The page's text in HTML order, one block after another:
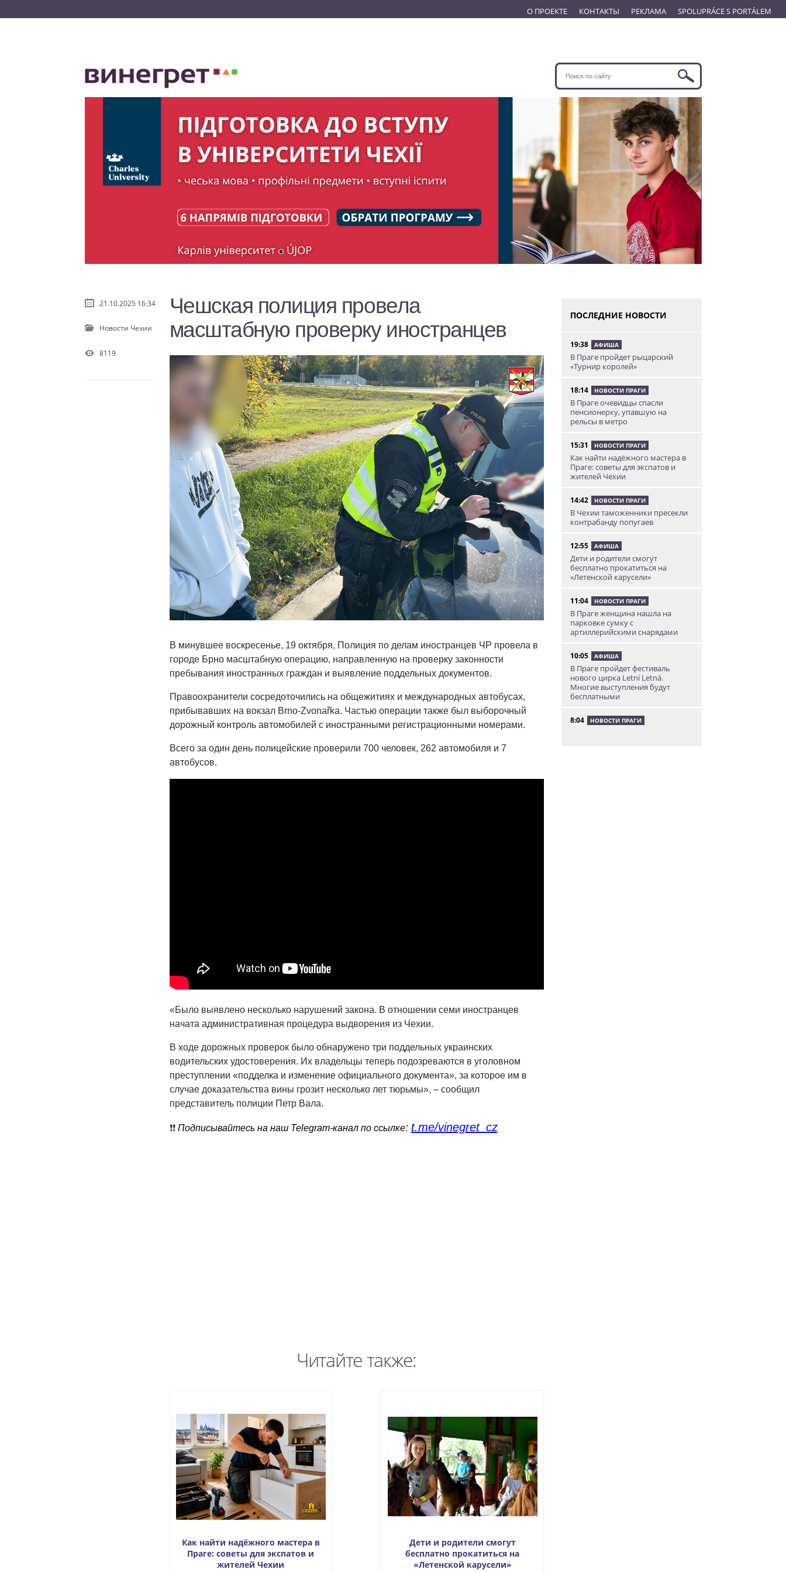
О ПРОЕКТЕ КОНТАКТЫ РЕКЛАМА SPOLUPRÁCE S PORTÁLEM
Чешская полиция провела
масштабную проверку иностранцев
В минувшее воскресенье, 19 октября, Полиция по делам иностранцев ЧР провела в
городе Брно масштабную операцию, направленную на проверку законности
пребывания иностранных граждан и выявление поддельных документов.
Правоохранители сосредоточились на общежитиях и международных автобусах,
прибывавших на вокзал Brno-Zvonařka. Частью операции также был выборочный
дорожный контроль автомобилей с иностранными регистрационными номерами.
Всего за один день полицейские проверили 700 человек, 262 автомобиля и 7
автобусов.
«Было выявлено несколько нарушений закона. В отношении семи иностранцев
начата административная процедура выдворения из Чехии.
В ходе дорожных проверок было обнаружено три поддельных украинских
водительских удостоверения. Их владельцы теперь подозреваются в уголовном
преступлении «подделка и изменение официального документа», за которое им в
случае доказательства вины грозит несколько лет тюрьмы», – сообщил
представитель полиции Петр Вала.
❗️❗️ Подписывайтесь на наш Telegram-канал по ссылке: t.me/vinegret_cz
Читайте также:
Как найти надёжного мастера в
Праге: советы для экспатов и
жителей Чехии
Дети и родители смогут
бесплатно прокатиться на
«Летенской карусели»
21.10.2025 16:34
Новости Чехии
8119
ПОСЛЕДНИЕ НОВОСТИ
19:38 АФИША
В Праге пройдет рыцарский
«Турнир королей»
18:14 НОВОСТИ ПРАГИ
В Праге очевидцы спасли
пенсионерку, упавшую на
рельсы в метро
15:31 НОВОСТИ ПРАГИ
Как найти надёжного мастера в
Праге: советы для экспатов и
жителей Чехии
14:42 НОВОСТИ ПРАГИ
В Чехии таможенники пресекли
контрабанду попугаев
12:55 АФИША
Дети и родители смогут
бесплатно прокатиться на
«Летенской карусели»
11:04 НОВОСТИ ПРАГИ
В Праге женщина нашла на
парковке сумку с
артиллерийскими снарядами
10:05 АФИША
В Праге пройдет фестиваль
нового цирка Letní Letná.
Многие выступления будут
бесплатными
8:04 НОВОСТИ ПРАГИ